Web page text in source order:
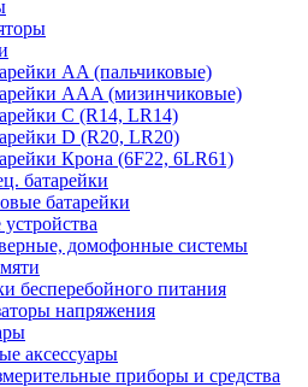
AA (пальчиковые)
AAA (мизинчиковые)
C (R14, LR14)
D (R20, LR20)
Крона (6F22, 6LR61)
батарейки
батарейки
домофонные системы
бесперебойного питания
напряжения
аксессуары
приборы и средства